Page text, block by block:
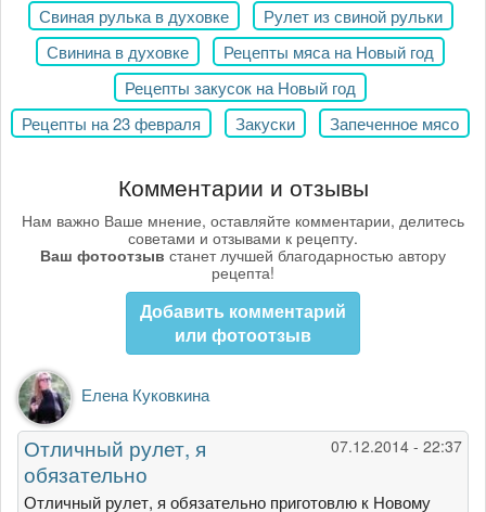
Свиная рулька в духовке
Рулет из свиной рульки
Свинина в духовке
Рецепты мяса на Новый год
Рецепты закусок на Новый год
Рецепты на 23 февраля
Закуски Запеченное мясо
Комментарии и отзывы
Нам важно Ваше мнение, оставляйте комментарии, делитесь
советами и отзывами к рецепту.
Ваш фотоотзыв станет лучшей благодарностью автору
рецепта!
Добавить комментарий
или фотоотзыв
Елена Куковкина
07.12.2014 - 22:37
Отличный рулет, я
обязательно
Отличный рулет, я обязательно приготовлю к Новому